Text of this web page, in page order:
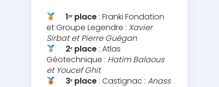
1ʳᵉ place : Franki Fondation
et Groupe Legendre : Xavier
Sirbat et Pierre Guégan
2ᵉ place: Atlas
Géotechnique : Hatim Balaous
et Youcef Ghit
3ᵉ place: Castignac : Anass